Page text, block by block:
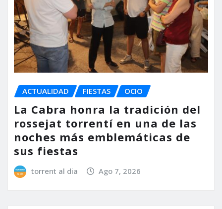
ACTUALIDAD FIESTAS OCIO
La Cabra honra la tradición del
rossejat torrentí en una de las
noches más emblemáticas de
sus fiestas
torrent al dia Ago 7, 2026